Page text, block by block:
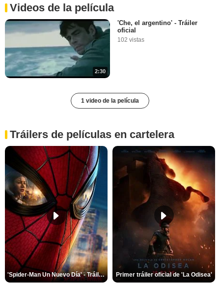
Videos de la película
2:30
'Che, el argentino' - Tráiler
oficial
102 vistas
1 video de la película
Tráilers de películas en cartelera
'Spider-Man Un Nuevo Día' - Tráiler oficial subtitulado Primer tráiler oficial de 'La Odisea'